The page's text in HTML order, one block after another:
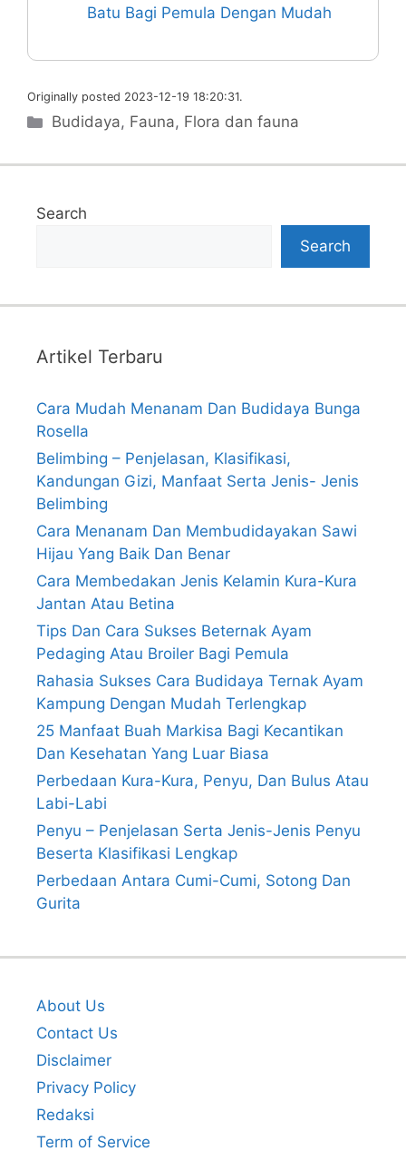
Batu Bagi Pemula Dengan Mudah
Originally posted 2023-12-19 18:20:31.
Categories
Budidaya, Fauna, Flora dan fauna
Search
Search
Artikel Terbaru
Cara Mudah Menanam Dan Budidaya Bunga
Rosella
Belimbing – Penjelasan, Klasifikasi,
Kandungan Gizi, Manfaat Serta Jenis- Jenis
Belimbing
Cara Menanam Dan Membudidayakan Sawi
Hijau Yang Baik Dan Benar
Cara Membedakan Jenis Kelamin Kura-Kura
Jantan Atau Betina
Tips Dan Cara Sukses Beternak Ayam
Pedaging Atau Broiler Bagi Pemula
Rahasia Sukses Cara Budidaya Ternak Ayam
Kampung Dengan Mudah Terlengkap
25 Manfaat Buah Markisa Bagi Kecantikan
Dan Kesehatan Yang Luar Biasa
Perbedaan Kura-Kura, Penyu, Dan Bulus Atau
Labi-Labi
Penyu – Penjelasan Serta Jenis-Jenis Penyu
Beserta Klasifikasi Lengkap
Perbedaan Antara Cumi-Cumi, Sotong Dan
Gurita
About Us
Contact Us
Disclaimer
Privacy Policy
Redaksi
Term of Service